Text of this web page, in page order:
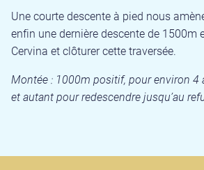
Une courte descente à pied nous
enfin une dernière descente de 1500m
Cervina et clôturer cette traversée.
Montée : 1000m positif, pour environ 4
et autant pour redescendre jusqu’au